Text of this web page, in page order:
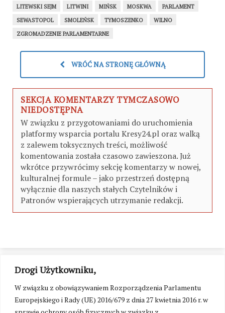
Drogi Użytkowniku,
W związku z obowiązywaniem Rozporządzenia Parlamentu
Europejskiego i Rady (UE) 2016/679 z dnia 27 kwietnia 2016 r. w
LITEWSKI SEJM
LITWINI MIŃSK MOSKWA
PARLAMENT
SEWASTOPOL
SMOLEŃSK TYMOSZENKO
WILNO
ZGROMADZENIE PARLAMENTARNE
WRÓĆ NA STRONĘ GŁÓWNĄ
SEKCJA KOMENTARZY TYMCZASOWO
NIEDOSTĘPNA
W związku z przygotowaniami do uruchomienia
platformy wsparcia portalu Kresy24.pl oraz walką
z zalewem toksycznych treści, możliwość
komentowania została czasowo zawieszona. Już
wkrótce przywrócimy sekcję komentarzy w nowej,
kulturalnej formule – jako przestrzeń dostępną
wyłącznie dla naszych stałych Czytelników i
Patronów wspierających utrzymanie redakcji.